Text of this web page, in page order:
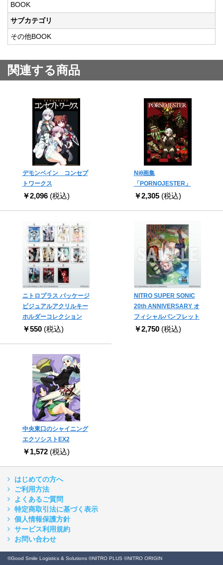
BOOK
サブカテゴリ
その他BOOK
関連する商品
デモンベイン コンセプ
トワークス
￥2,096 (税込)
Niθ画集
「PORNOJESTER」
￥2,305 (税込)
ニトロプラス パッケージ
ビジュアルアクリルキー
ホルダーコレクション
￥550 (税込)
NITRO SUPER SONIC
20th ANNIVERSARY オ
フィシャルパンフレット
￥2,750 (税込)
中央東口のシャイニング
エクソシストEX2
￥1,572 (税込)
はじめての方へ
ご利用方法
よくあるご質問
特定商取引法に基づく表示
個人情報保護方針
サービス利用規約
お問い合わせ
©Good Smile Logistics & Solutions ©NITRO PLUS ©NITRO ORIGIN